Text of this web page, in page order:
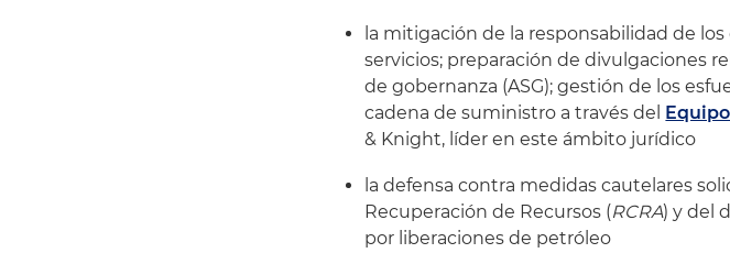
la mitigación de la responsabilidad de
servicios; preparación de divulgaciones
de gobernanza (ASG); gestión de los
cadena de suministro a través del
& Knight, líder en este ámbito jurídico
la defensa contra medidas cautelares
Recuperación de Recursos (RCRA) y del
por liberaciones de petróleo